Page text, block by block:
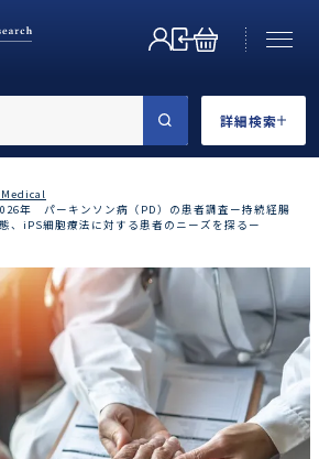
詳細検索
年 パーキンソン病（PD）の患者調査ー持続経腸
、iPS細胞療法に対する患者のニーズを探るー